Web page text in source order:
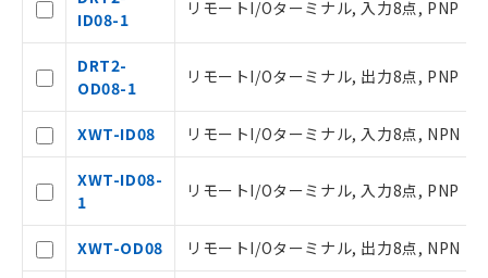
ID08-1
リモートI/Oターミナル, 入力8点, PNP
DRT2-
OD08-1
リモートI/Oターミナル, 出力8点, PNP
XWT-ID08 リモートI/Oターミナル, 入力8点, NPN
XWT-ID08-
1
リモートI/Oターミナル, 入力8点, PNP
XWT-OD08 リモートI/Oターミナル, 出力8点, NPN
たはお客様担当のオムロン制御
機器販売店・当社販売員にご確
認ください)
白
情報を公開していない機種
ください。
在庫状況および標準価格結果を当社の
示しないようお願いします。
マイパーツ機能（部品リスト作成サー
ビス）をご利用いただくには、I-Web
メンバーズにご登録されている必要が
あります。
お客様が当ウェブサイト上で当社にご
登録された部品リストについて、当社
および当社の共同利用者が、当社の製
品・サービスに関するお客様との取